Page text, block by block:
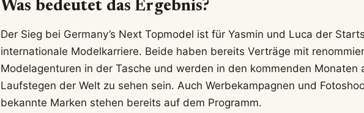
Was bedeutet das Ergebnis?
Der Sieg bei Germany’s Next Topmodel ist für Yasmin und Luca der
internationale Modelkarriere. Beide haben bereits Verträge mit
Modelagenturen in der Tasche und werden in den kommenden Monaten
Laufstegen der Welt zu sehen sein. Auch Werbekampagnen und
bekannte Marken stehen bereits auf dem Programm.